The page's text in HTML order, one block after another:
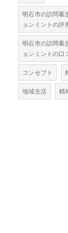
明石市の訪問看
ョンミントの評
明石市の訪問看
ョンミントの口
コンセプト
地域生活 精